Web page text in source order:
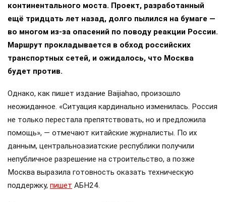
континентального моста. Проект, разработанный
ещё тридцать лет назад, долго пылился на бумаге —
во многом из-за опасений по поводу реакции России.
Маршрут прокладывается в обход российских
транспортных сетей, и ожидалось, что Москва
будет против.
Однако, как пишет издание Baijiahao, произошло
неожиданное. «Ситуация кардинально изменилась. Россия
не только перестала препятствовать, но и предложила
помощь», — отмечают китайские журналисты. По их
данным, центральноазиатские республики получили
непубличное разрешение на строительство, а позже
Москва выразила готовность оказать техническую
поддержку, пишет АБН24.